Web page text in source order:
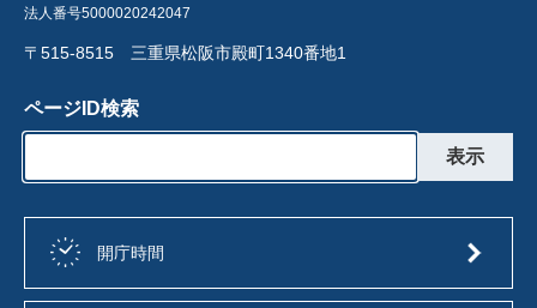
法人番号5000020242047
〒515-8515 三重県松阪市殿町1340番地1
ページID検索
開庁時間